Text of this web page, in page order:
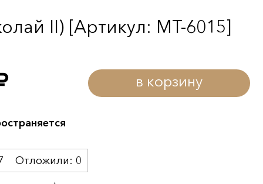
II) [Артикул: MT-6015]
в корзину
Отложили: 0